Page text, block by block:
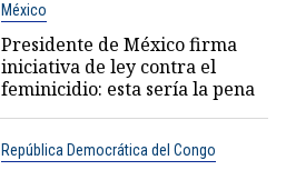
México
Presidente de México firma
iniciativa de ley contra el
feminicidio: esta sería la pena
República Democrática del Congo